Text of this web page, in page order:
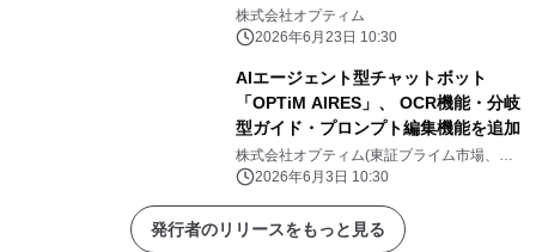
株式会社オプティム
2026年6月23日 10:30
AIエージェント型チャットボット
「OPTiM AIRES」、 OCR機能・分岐
型ガイド・プロンプト編集機能を追加
株式会社オプティム(東証プライム市場、コ
ード：3694)
2026年6月3日 10:30
発行者のリリースをもっと見る